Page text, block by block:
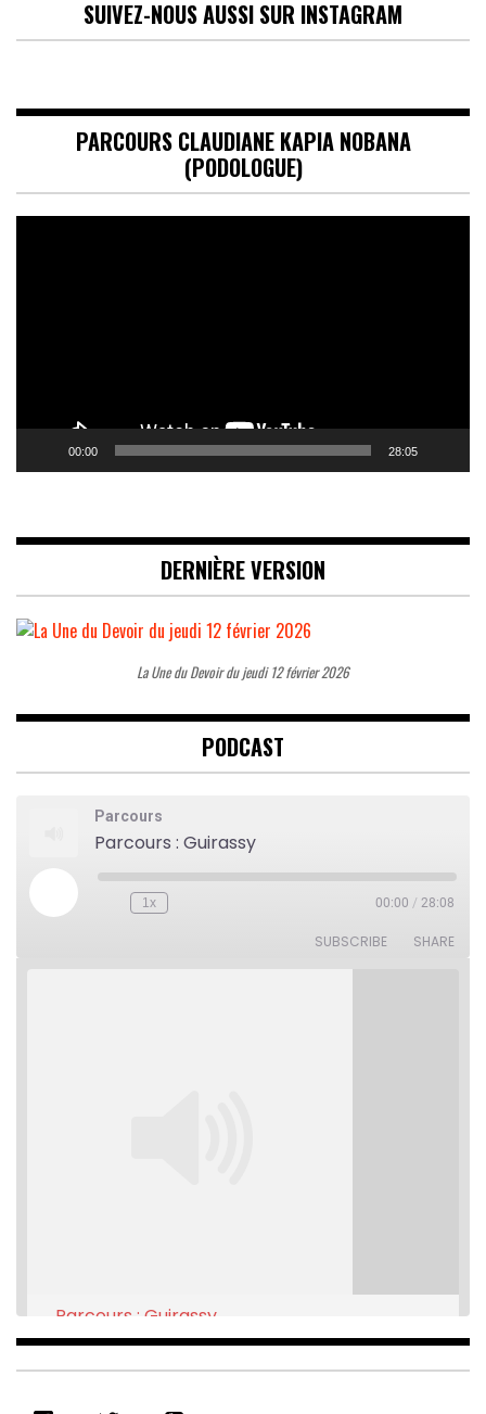
SUIVEZ-NOUS AUSSI SUR INSTAGRAM
PARCOURS CLAUDIANE KAPIA NOBANA
(PODOLOGUE)
00:00 28:05
DERNIÈRE VERSION
La Une du Devoir du jeudi 12 février 2026
PODCAST
Parcours
Parcours : Guirassy
Play
Episode
Rewind
1x 00:00 / 28:08
SUBSCRIBE SHARE
Parcours : Guirassy
Feb 16, 2021 • 28:08